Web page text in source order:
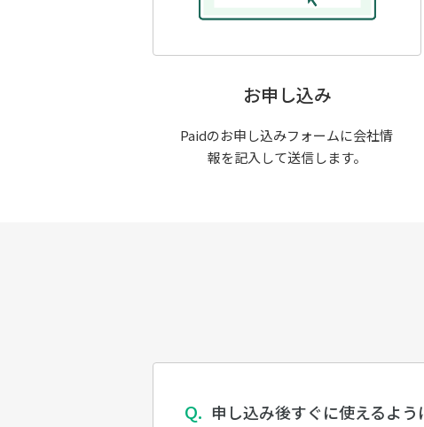
お申し込み
Paidのお申し込みフォームに会社情
報を記入して送信します。
申し込み後すぐに使えるよう